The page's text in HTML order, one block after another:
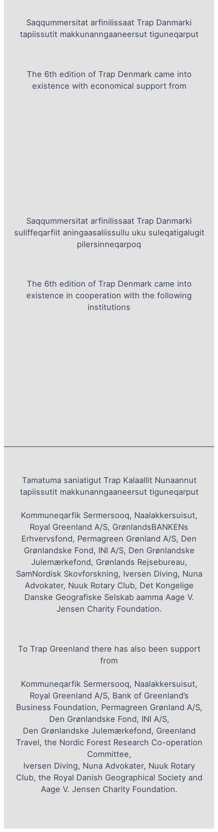
Saqqummersitat arfinilissaat Trap Danmarki
tapiissutit makkunanngaaneersut tiguneqarput
The 6th edition of Trap Denmark came into
existence with economical support from
Saqqummersitat arfinilissaat Trap Danmarki
suliffeqarfiit aningaasaliissullu uku suleqatigalugit
pilersinneqarpoq
The 6th edition of Trap Denmark came into
existence in cooperation with the following
institutions
Tamatuma saniatigut Trap Kalaallit Nunaannut
tapiissutit makkunanngaaneersut tiguneqarput
Kommuneqarfik Sermersooq, Naalakkersuisut,
Royal Greenland A/S, GrønlandsBANKENs
Erhvervsfond, Permagreen Grønland A/S, Den
Grønlandske Fond, INI A/S, Den Grønlandske
Julemærkefond, Grønlands Rejsebureau,
SamNordisk Skovforskning, Iversen Diving, Nuna
Advokater, Nuuk Rotary Club, Det Kongelige
Danske Geografiske Selskab aamma Aage V.
Jensen Charity Foundation.
To Trap Greenland there has also been support
from
Kommuneqarfik Sermersooq, Naalakkersuisut,
Royal Greenland A/S, Bank of Greenland’s
Business Foundation, Permagreen Grønland A/S,
Den Grønlandske Fond, INI A/S,
Den Grønlandske Julemærkefond, Greenland
Travel, the Nordic Forest Research Co-operation
Committee,
Iversen Diving, Nuna Advokater, Nuuk Rotary
Club, the Royal Danish Geographical Society and
Aage V. Jensen Charity Foundation.